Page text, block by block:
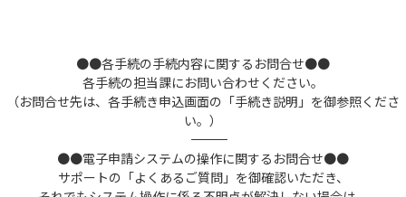
●●各手続の手続内容に関するお問合せ●●
各手続の担当課にお問い合わせください。
（お問合せ先は、各手続き申込画面の「手続き説明」を御参照くださ
い。）
――――――――――――――――――――――――――――――――――――――――――――――――――
●●電子申請システムの操作に関するお問合せ●●
サポートの「よくあるご質問」を御確認いただき、